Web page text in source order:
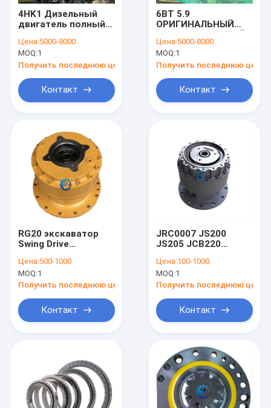
Продукты
Видеозаписи
4HK1 Дизельный
двигатель полный
строительных
машин
Цена:5000-8000
MOQ:1
Получить последнюю цену
Контакт
6BT 5.9
ОРИГИНАЛЬНЫЙ
ДИЗЕЛЬНЫЙ МОТОР
ПОЛНОЕ
ПОДОЛЖНОЕ ДЛЯ
СТРУКТИВНЫХ
МАШИН
Цена:5000-8000
MOQ:1
Получить последнюю цену
Контакт
RG20 экскаватор
Swing Drive
M5X180CHB
60042755 Sy365
Sy365pro Sy365H
Цена:500-1000
MOQ:1
Получить последнюю цену
Контакт
JRC0007 JS200
JS205 JCB220
приводное
редуктор для
экскаваторов
Цена:100-1000
MOQ:1
Получить последнюю цену
Контакт